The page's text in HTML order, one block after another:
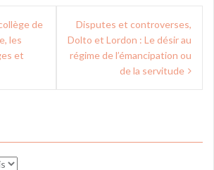
de
les
et
Disputes et controverses,
Dolto et Lordon : Le désir au
régime de l’émancipation ou
de la servitude